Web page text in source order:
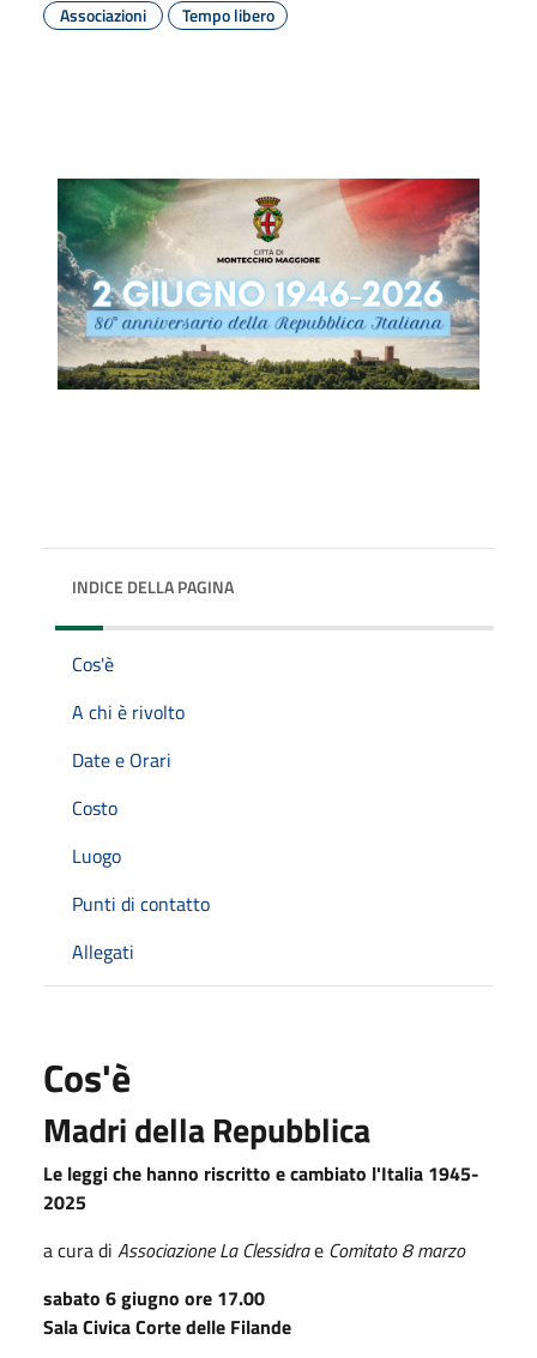
Associazioni
Tempo libero
INDICE DELLA PAGINA
Cos'è
A chi è rivolto
Date e Orari
Costo
Luogo
Punti di contatto
Allegati
Cos'è
Madri della Repubblica
Le leggi che hanno riscritto e cambiato l'Italia 1945-
2025
a cura di Associazione La Clessidrae Comitato 8 marzo
sabato 6 giugno ore 17.00
Sala Civica Corte delle Filande